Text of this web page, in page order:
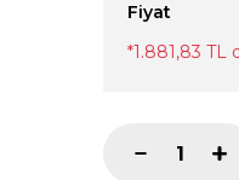
Fiyat
*1.881,83 TL